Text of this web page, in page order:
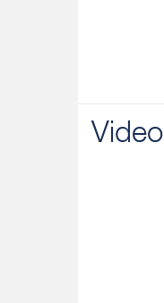
Video